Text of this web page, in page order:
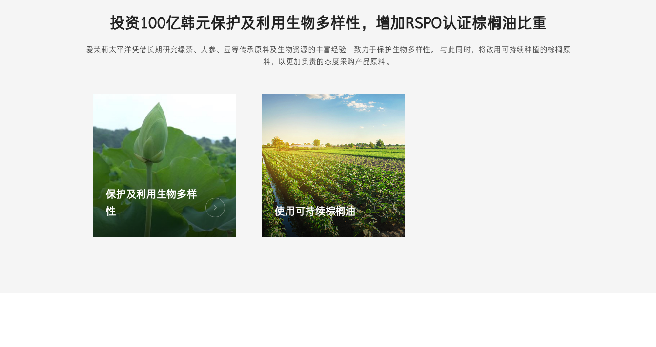
投资100亿韩元保护及利用生物多样性，增加RSPO认证棕榈油比重
爱茉莉太平洋凭借长期研究绿茶、人参、豆等传承原料及生物资源的丰富经验，致力于保护生物多样性。 与此同时，将改用可持续种植的棕榈原
料，以更加负责的态度采购产品原料。
保护及利用生物多样
性
使用可持续棕榈油